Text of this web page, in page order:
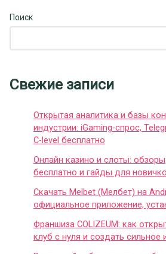
Поиск
Свежие записи
Открытая аналитика и базы
индустрии: iGaming-спрос,
C-level бесплатно
Онлайн казино и слоты:
бесплатно и гайды для
Скачать Melbet (Мелбет) на
официальное приложение,
Франшиза COLIZEUM: как
клуб с нуля и создать сильное